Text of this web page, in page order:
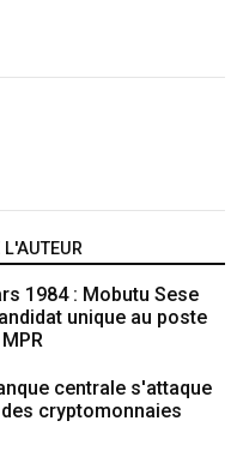
L'AUTEUR
1984 : Mobutu Sese
unique au poste
centrale s'attaque
cryptomonnaies